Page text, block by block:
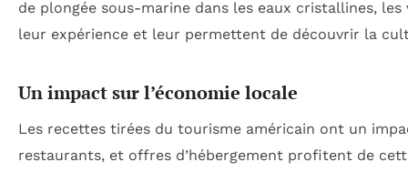
de plongée sous-marine dans les eaux cristallines,
leur expérience et leur permettent de découvrir la
Un impact sur l’économie locale
Les recettes tirées du tourisme américain ont un
restaurants, et offres d’hébergement profitent de